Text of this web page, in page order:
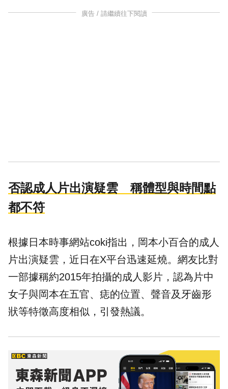
廣告 / 請繼續往下閱讀
否認成人片出演疑雲 稱體型與時間點
都不符
根據日本時事網站coki指出，岡本小百合的成人
片出演疑雲，近日在X平台迅速延燒。網友比對
一部據稱約2015年拍攝的成人影片，認為片中
女子與岡本在五官、痣的位置、聲音及牙齒形
狀等特徵高度相似，引發熱議。